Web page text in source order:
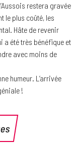
restera gravée
le plus coûté, les
Hâte de revenir
a été très bénéfique et
avec moins de
humeur. L’arrivée
!